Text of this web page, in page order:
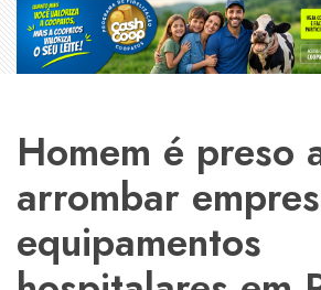
Homem é preso
arrombar
equipamentos